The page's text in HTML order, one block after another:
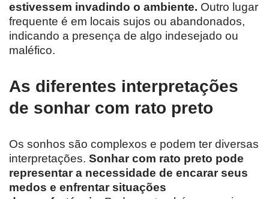
estivessem invadindo o ambiente. Outro lugar
frequente é em locais sujos ou abandonados,
indicando a presença de algo indesejado ou
maléfico.
As diferentes interpretações
de sonhar com rato preto
Os sonhos são complexos e podem ter diversas
interpretações. Sonhar com rato preto pode
representar a necessidade de encarar seus
medos e enfrentar situações